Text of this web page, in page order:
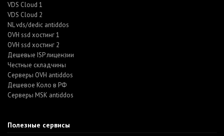
VDS Cloud 1
VDS Cloud 2
NL vds/dedic antiddos
OVH ssd хостинг 1
OVH ssd хостинг 2
Дешевые ISP лицензии
Честные складчины
Серверы OVH antiddos
Дешевое Коло в РФ
Серверы MSK antiddos
Полезные сервисы